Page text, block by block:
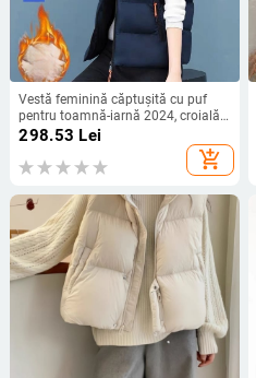
Vestă feminină căptușită cu puf
pentru toamnă-iarnă 2024, croială
lejeră, fără mâneci, guler înalt, cald
298.53 Lei
add_shopping_cart